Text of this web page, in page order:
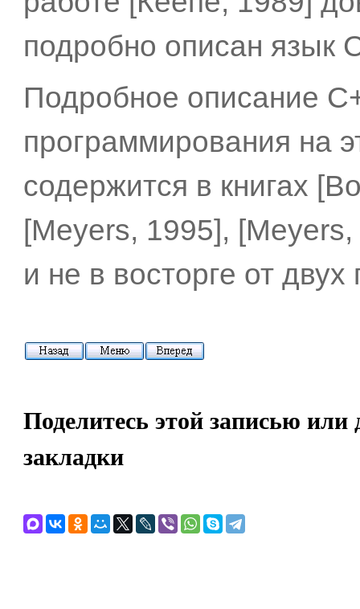
подробно описан язык
Подробное описание
программирования на
содержится в книгах
[Meyers, 1995],
и не в восторге от
Поделитесь этой записью или
закладки